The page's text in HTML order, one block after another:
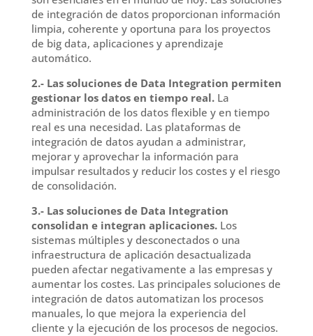
de integración de datos proporcionan información
limpia, coherente y oportuna para los proyectos
de big data, aplicaciones y aprendizaje
automático.
2.- Las soluciones de Data Integration permiten
gestionar los datos en tiempo real. La
administración de los datos flexible y en tiempo
real es una necesidad. Las plataformas de
integración de datos ayudan a administrar,
mejorar y aprovechar la información para
impulsar resultados y reducir los costes y el riesgo
de consolidación.
3.- Las soluciones de Data Integration
consolidan e integran aplicaciones. Los
sistemas múltiples y desconectados o una
infraestructura de aplicación desactualizada
pueden afectar negativamente a las empresas y
aumentar los costes. Las principales soluciones de
integración de datos automatizan los procesos
manuales, lo que mejora la experiencia del
cliente y la ejecución de los procesos de negocios.